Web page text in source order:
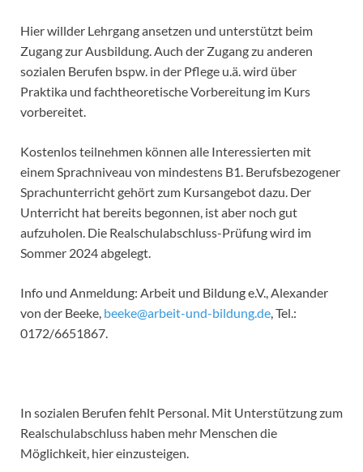
Hier willder Lehrgang ansetzen und unterstützt beim
Zugang zur Ausbildung. Auch der Zugang zu anderen
sozialen Berufen bspw. in der Pflege u.ä. wird über
Praktika und fachtheoretische Vorbereitung im Kurs
vorbereitet.
Kostenlos teilnehmen können alle Interessierten mit
einem Sprachniveau von mindestens B1. Berufsbezogener
Sprachunterricht gehört zum Kursangebot dazu. Der
Unterricht hat bereits begonnen, ist aber noch gut
aufzuholen. Die Realschulabschluss-Prüfung wird im
Sommer 2024 abgelegt.
Info und Anmeldung: Arbeit und Bildung e.V., Alexander
von der Beeke, beeke@arbeit-und-bildung.de, Tel.:
0172/6651867.
In sozialen Berufen fehlt Personal. Mit Unterstützung zum
Realschulabschluss haben mehr Menschen die
Möglichkeit, hier einzusteigen.